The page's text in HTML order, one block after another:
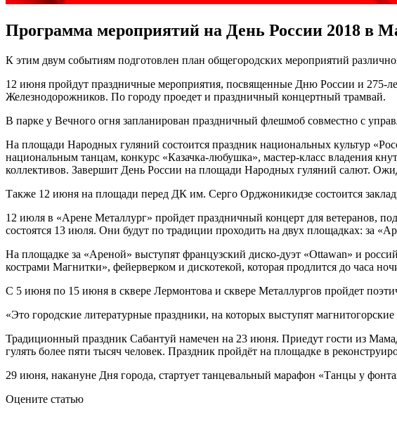
Программа мероприятий на День России 2018 в
К этим двум событиям подготовлен план общегородских мероприятий
12 июня пройдут праздничные мероприятия, посвященные Дню России и 275-
Железнодорожников. По городу проедет и праздничный концертный трамвай.
В парке у Вечного огня запланирован праздничный флешмоб совместно с
На площади Народных гуляний состоится праздник национальных культур
национальным танцам, конкурс «Казачка-любушка», мастер-класс владения
коллективов. Завершит День России на площади Народных гуляний салют.
Также 12 июня на площади перед ДК им. Серго Орджоникидзе состоится
12 июля в «Арене Металлург» пройдет праздничный концерт для ветеранов,
состоятся 13 июля. Они будут по традиции проходить на двух площадках: за
На площадке за «Ареной» выступят французский диско-дуэт «Ottawan» и
кострами Магнитки», фейерверком и дискотекой, которая продлится до часа
С 5 июня по 15 июня в сквере Лермонтова и сквере Металлургов пройдет
«Это городские литературные праздники, на которых выступят
Традиционный праздник Сабантуй намечен на 23 июня. Приедут гости из
гулять более пяти тысяч человек. Праздник пройдёт на площадке в
29 июня, накануне Дня города, стартует танцевальный марафон «Танцы у
Оцените статью